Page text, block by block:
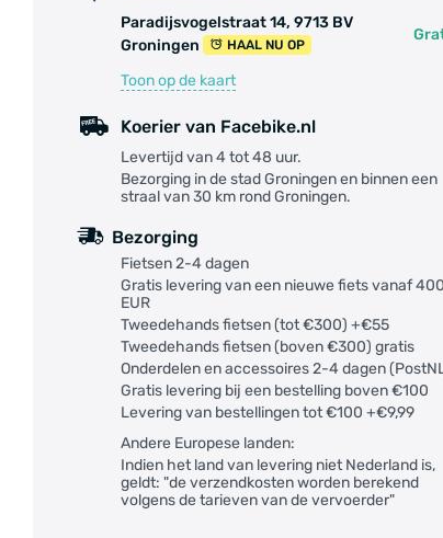
Paradijsvogelstraat 14, 9713 BV
Groningen
HAAL NU OP
Toon op de kaart
Koerier van Facebike.nl
Levertijd van 4 tot 48 uur.
Bezorging in de stad Groningen en binnen een
straal van 30 km rond Groningen.
Bezorging
Fietsen 2-4 dagen
Gratis levering van een nieuwe fiets vanaf 400
EUR
Tweedehands fietsen (tot €300) +€55
Tweedehands fietsen (boven €300) gratis
Onderdelen en accessoires 2-4 dagen
Gratis levering bij een bestelling boven €100
Levering van bestellingen tot €100 +€9,99
Andere Europese landen:
Indien het land van levering niet Nederland is,
geldt: "de verzendkosten worden berekend
volgens de tarieven van de vervoerder"